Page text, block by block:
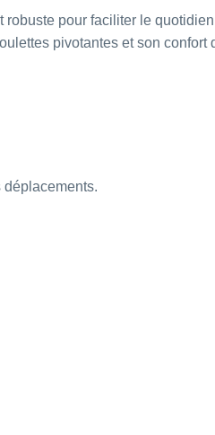
pour faciliter le
pivotantes et son